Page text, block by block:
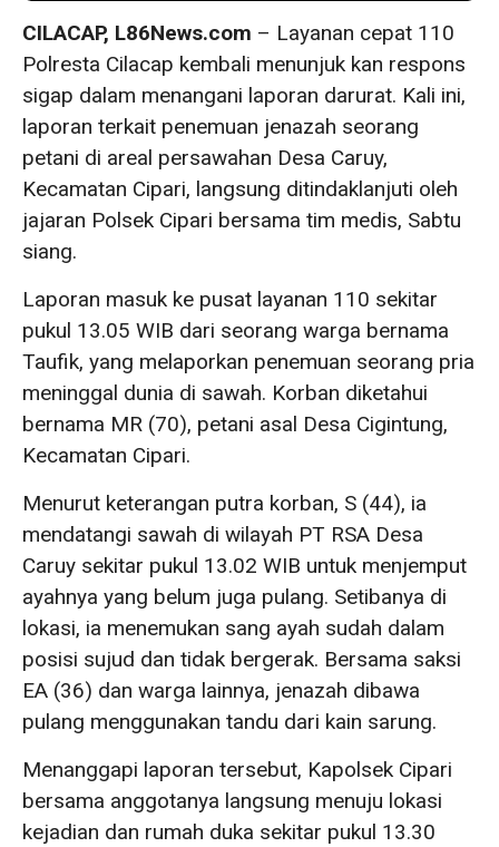
CILACAP, L86News.com – Layanan cepat 110
Polresta Cilacap kembali menunjuk kan respons
sigap dalam menangani laporan darurat. Kali ini,
laporan terkait penemuan jenazah seorang
petani di areal persawahan Desa Caruy,
Kecamatan Cipari, langsung ditindaklanjuti oleh
jajaran Polsek Cipari bersama tim medis, Sabtu
siang.
Laporan masuk ke pusat layanan 110 sekitar
pukul 13.05 WIB dari seorang warga bernama
Taufik, yang melaporkan penemuan seorang pria
meninggal dunia di sawah. Korban diketahui
bernama MR (70), petani asal Desa Cigintung,
Kecamatan Cipari.
Menurut keterangan putra korban, S (44), ia
mendatangi sawah di wilayah PT RSA Desa
Caruy sekitar pukul 13.02 WIB untuk menjemput
ayahnya yang belum juga pulang. Setibanya di
lokasi, ia menemukan sang ayah sudah dalam
posisi sujud dan tidak bergerak. Bersama saksi
EA (36) dan warga lainnya, jenazah dibawa
pulang menggunakan tandu dari kain sarung.
Menanggapi laporan tersebut, Kapolsek Cipari
bersama anggotanya langsung menuju lokasi
kejadian dan rumah duka sekitar pukul 13.30